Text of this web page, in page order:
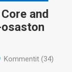
and
Kommentit (34)